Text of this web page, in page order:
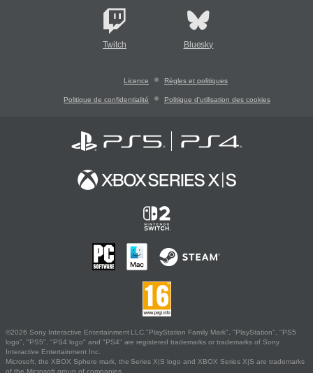
Twitch Bluesky
Licence Règles et politiques
Politique de confidentialité Politique d'utilisation des cookies
©2026 Sony Interactive Entertainment LLC."PlayStation Family Mark", "PlayStation", "PS5
logo", "PS5", "PS4 logo" and "PS4" are registered trademarks or trademarks of Sony
Interactive Entertainment Inc.
Microsoft, the XBOX Sphere mark, the Series X|S logo and XBOX Series X|S are trademarks
of the Microsoft group of companies.